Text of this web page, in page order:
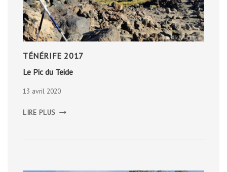
TÉNÉRIFE 2017
Le Pic du Teide
13 avril 2020
LIRE PLUS PIC